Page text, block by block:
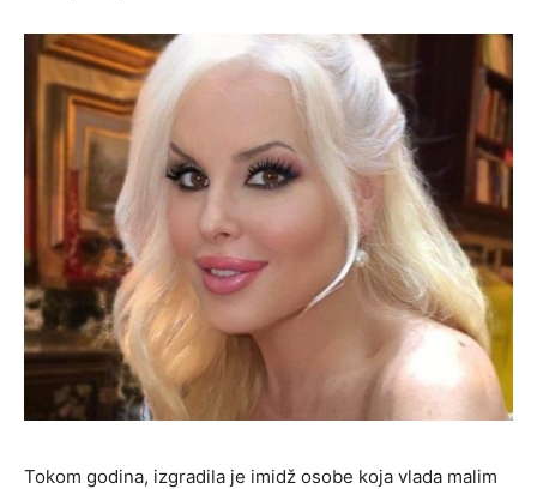
Tokom godina, izgradila je imidž osobe koja vlada malim